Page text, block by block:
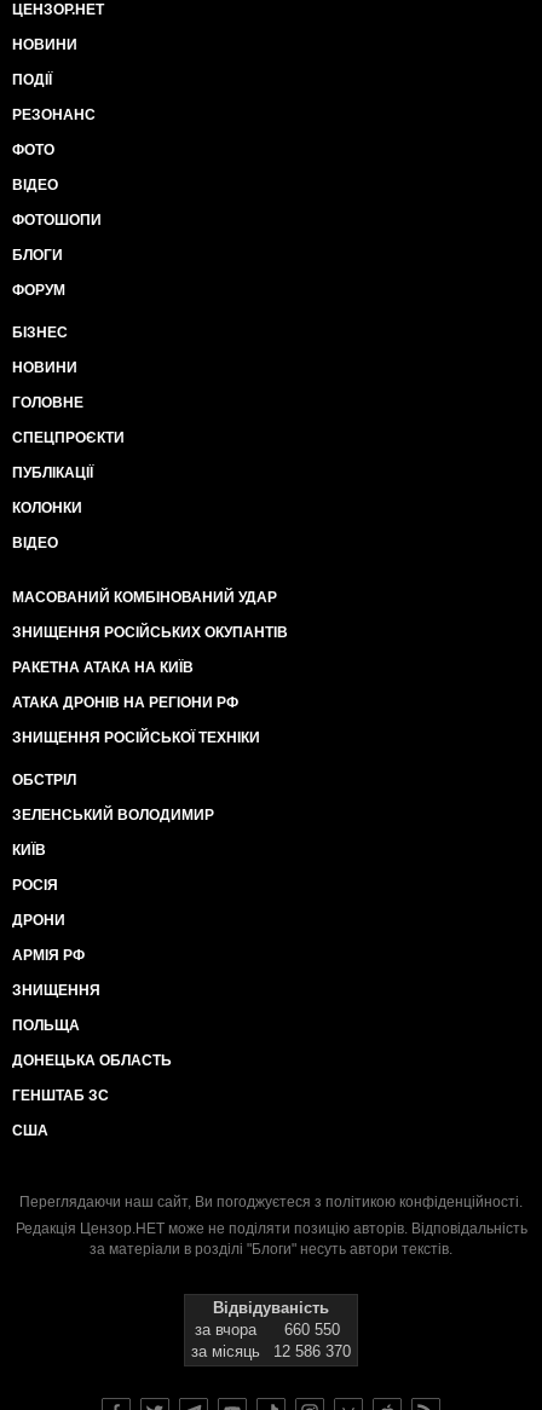
ЦЕНЗОР.НЕТ
НОВИНИ
ПОДІЇ
РЕЗОНАНС
ФОТО
ВІДЕО
ФОТОШОПИ
БЛОГИ
ФОРУМ
БІЗНЕС
НОВИНИ
ГОЛОВНЕ
СПЕЦПРОЄКТИ
ПУБЛІКАЦІЇ
КОЛОНКИ
ВІДЕО
МАСОВАНИЙ КОМБІНОВАНИЙ УДАР
ЗНИЩЕННЯ РОСІЙСЬКИХ ОКУПАНТІВ
РАКЕТНА АТАКА НА КИЇВ
АТАКА ДРОНІВ НА РЕГІОНИ РФ
ЗНИЩЕННЯ РОСІЙСЬКОЇ ТЕХНІКИ
ОБСТРІЛ
ЗЕЛЕНСЬКИЙ ВОЛОДИМИР
КИЇВ
РОСІЯ
ДРОНИ
АРМІЯ РФ
ЗНИЩЕННЯ
ПОЛЬЩА
ДОНЕЦЬКА ОБЛАСТЬ
ГЕНШТАБ ЗС
США
Переглядаючи наш сайт, Ви погоджуєтеся з політикою конфіденційності.
Редакція Цензор.НЕТ може не поділяти позицію авторів. Відповідальність
за матеріали в розділі "Блоги" несуть автори текстів.
Відвідуваність
за вчора
660 550
за місяць
12 586 370